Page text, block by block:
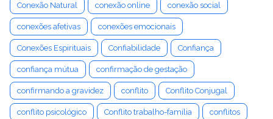
Conexão Natural conexão online conexão social
conexões afetivas conexões emocionais
Conexões Espirituais Confiabilidade Confiança
confiança mútua confirmação de gestação
confirmando a gravidez conflito Conflito Conjugal
conflito psicológico Conflito trabalho-família conflitos